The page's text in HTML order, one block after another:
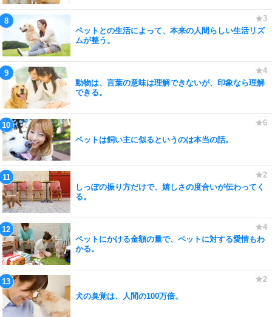
ペットとの生活によって、本来の人間らしい生活リズ
ムが整う。
動物は、言葉の意味は理解できないが、印象なら理解
できる。
ペットは飼い主に似るというのは本当の話。
しっぽの振り方だけで、嬉しさの度合いが伝わってく
る。
ペットにかける金額の量で、ペットに対する愛情もわ
かる。
犬の臭覚は、人間の100万倍。